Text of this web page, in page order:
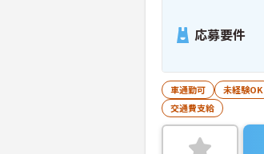
応募要件
車通勤可 未経験OK
交通費支給